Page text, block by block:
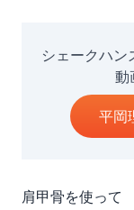
シェークハン
動
平岡
肩甲骨を使って